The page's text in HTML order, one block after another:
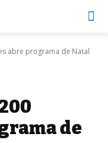
abre programa de Natal
de